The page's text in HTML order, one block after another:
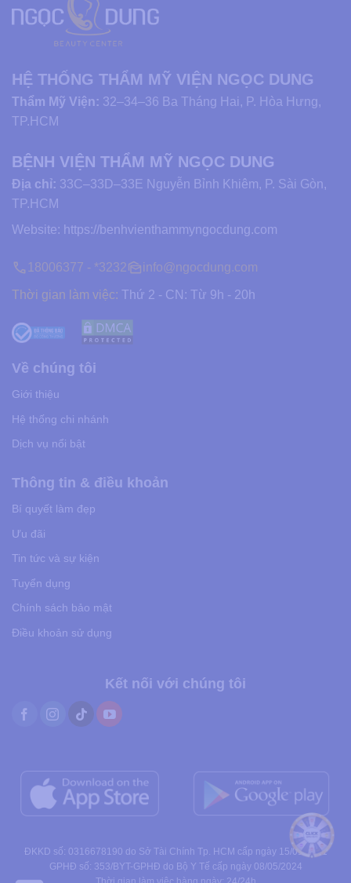
HỆ THỐNG THẨM MỸ VIỆN NGỌC DUNG
Thẩm Mỹ Viện: 32–34–36 Ba Tháng Hai, P. Hòa Hưng,
TP.HCM
BỆNH VIỆN THẨM MỸ NGỌC DUNG
Địa chỉ: 33C–33D–33E Nguyễn Bỉnh Khiêm, P. Sài Gòn,
TP.HCM
Website: https://benhvienthammyngocdung.com
18006377 - *3232 info@ngocdung.com
Thời gian làm việc: Thứ 2 - CN: Từ 9h - 20h
Về chúng tôi
Giới thiệu
Hệ thống chi nhánh
Dịch vụ nổi bật
Thông tin & điều khoản
Bí quyết làm đẹp
Ưu đãi
Tin tức và sự kiện
Tuyển dụng
Chính sách bảo mật
Điều khoản sử dụng
Kết nối với chúng tôi
ĐKKD số: 0316678190 do Sở Tài Chính Tp. HCM cấp ngày 15/01/2021
GPHĐ số: 353/BYT-GPHĐ do Bộ Y Tế cấp ngày 08/05/2024